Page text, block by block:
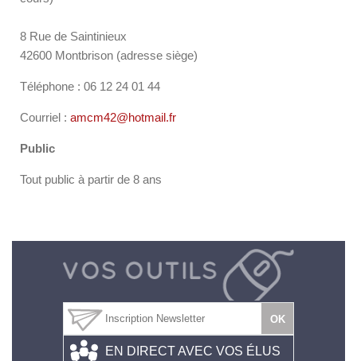
8 Rue de Saintinieux
42600 Montbrison (adresse siège)
Téléphone : 06 12 24 01 44
Courriel : amcm42@hotmail.fr
Public
Tout public à partir de 8 ans
EN DIRECT AVEC VOS ÉLUS